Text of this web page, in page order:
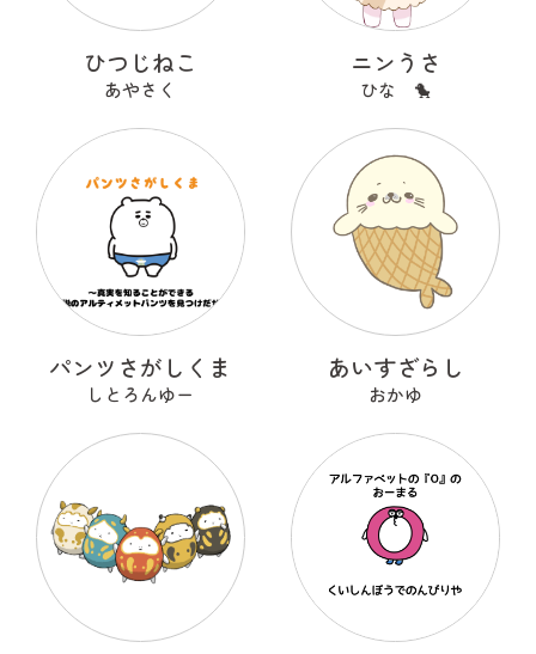
ひつじねこ
あやさく
ニンうさ
ひな 🐤
パンツさがしくま
しとろんゆー
あいすざらし
おかゆ